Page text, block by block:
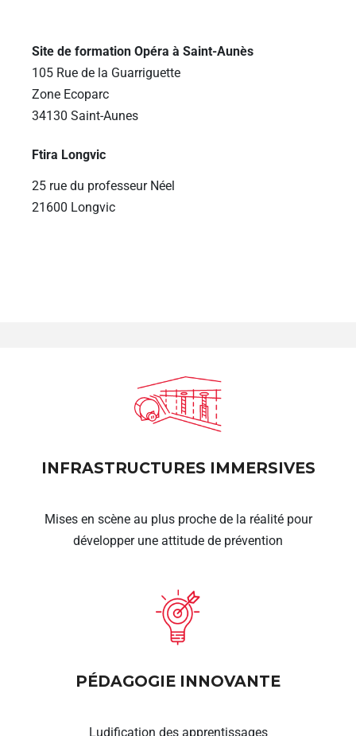
Site de formation Opéra à Saint-Aunès
105 Rue de la Guarriguette
Zone Ecoparc
34130 Saint-Aunes
Ftira Longvic
25 rue du professeur Néel
21600 Longvic
INFRASTRUCTURES IMMERSIVES
Mises en scène au plus proche de la réalité pour
développer une attitude de prévention
PÉDAGOGIE INNOVANTE
Ludification des apprentissages